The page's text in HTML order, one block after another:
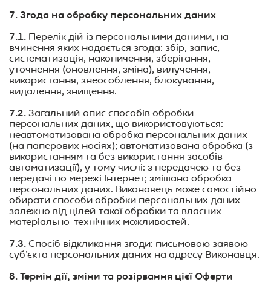
7. Згода на обробку персональних даних
7.1. Перелік дій із персональними даними, на
вчинення яких надається згода: збір, запис,
систематизація, накопичення, зберігання,
уточнення (оновлення, зміна), вилучення,
використання, знеособлення, блокування,
видалення, знищення.
7.2. Загальний опис способів обробки
персональних даних, що використовуються:
неавтоматизована обробка персональних даних
(на паперових носіях); автоматизована обробка (з
використанням та без використання засобів
автоматизації), у тому числі: з передачею та без
передачі по мережі Інтернет; змішана обробка
персональних даних. Виконавець може самостійно
обирати способи обробки персональних даних
залежно від цілей такої обробки та власних
матеріально-технічних можливостей.
7.3. Спосіб відкликання згоди: письмовою заявою
суб’єкта персональних даних на адресу Виконавця.
8. Термін дії, зміни та розірвання цієї Оферти